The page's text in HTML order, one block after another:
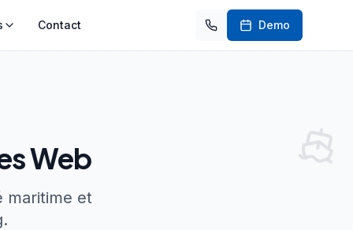
Contact Demo
Web
maritime et